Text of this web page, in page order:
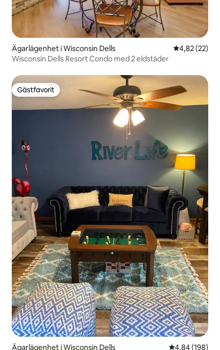
Ägarlägenhet i Wisconsin Dells 4,82 av 5 i
4,82 (22)
Wisconsin Dells Resort Condo med 2 eldstäder
Gästfavorit
Gästfavorit
Ägarlägenhet i Wisconsin Dells 4,84 av 5 i
4,84 (198)